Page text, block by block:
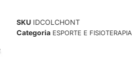
SKU IDCOLCHONT
Categoria ESPORTE E FISIOTERAPIA